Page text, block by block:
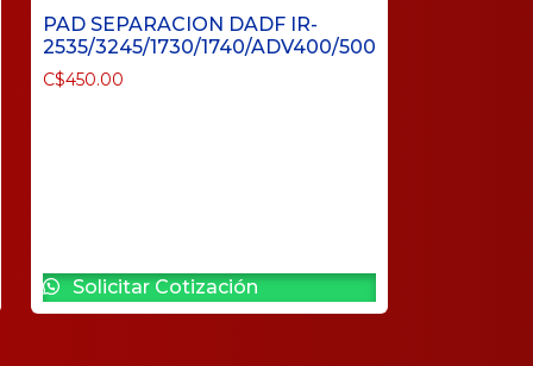
PAD SEPARACION DADF IR-
2535/3245/1730/1740/ADV400/500
C$450.00
Solicitar Cotización